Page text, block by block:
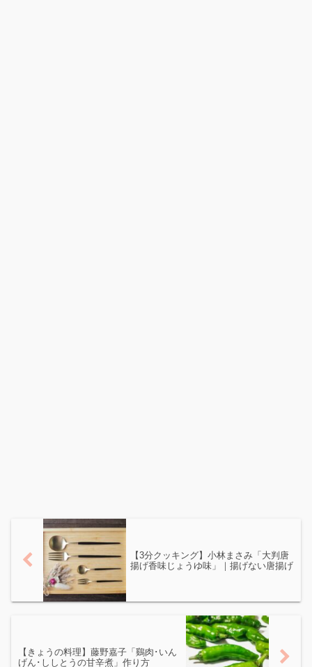
【3分クッキング】小林まさみ「大判唐
揚げ香味じょうゆ味」｜揚げない唐揚げ
【きょうの料理】藤野嘉子「鷄肉･いん
げん･ししとうの甘辛煮」作り方